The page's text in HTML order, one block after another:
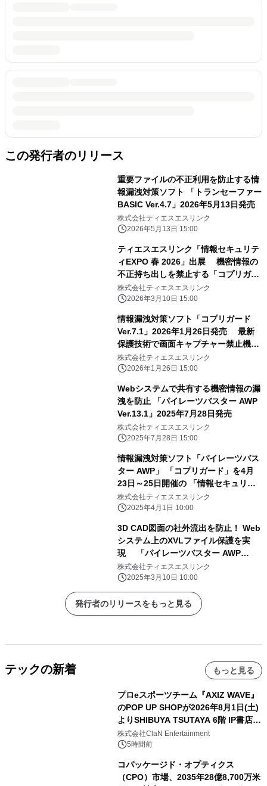
この発行者のリリース
重要ファイルの不正利用を防止する情
報漏洩対策ソフト 「トランセーファー
BASIC Ver.4.7」2026年5月13日発売
株式会社ティエスエスリンク
2026年5月13日 15:00
ティエスエスリンク「情報セキュリテ
ィEXPO 春 2026」出展 機密情報の
不正持ち出しを禁止する「コプリガー
ド」を展示
株式会社ティエスエスリンク
2026年3月10日 15:00
情報漏洩対策ソフト「コプリガード
Ver.7.1」2026年1月26日発売 最新
保護技術で画面キャプチャー禁止機能
を強化
株式会社ティエスエスリンク
2026年1月26日 15:00
Webシステムで共有する機密情報の漏
洩を防止 「パイレーツバスター AWP
Ver.13.1」2025年7月28日発売
株式会社ティエスエスリンク
2025年7月28日 15:00
情報漏洩対策ソフト「パイレーツバス
ター AWP」 「コプリガード」を4月
23日～25日開催の 「情報セキュリテ
ィEXPO 春 2025」に出展
株式会社ティエスエスリンク
2025年4月1日 10:00
3D CAD図面の社外流出を防止！ Web
システム上のXVLファイル保護を実
現 「パイレーツバスター AWP
Ver.13.0」2025年3月10日発売
株式会社ティエスエスリンク
2025年3月10日 10:00
発行者のリリースをもっと見る
テックの新着 もっと見る
プロeスポーツチーム『AXIZ WAVE』
のPOP UP SHOPが2026年8月1日(土)
よりSHIBUYA TSUTAYA 6階 IP書店で
開催決定！！
株式会社ClaN Entertainment
5時間前
コパッケージド・オプティクス
（CPO）市場、2035年28億8,700万米